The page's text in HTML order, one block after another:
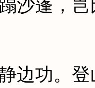
蓬，岂
功。登